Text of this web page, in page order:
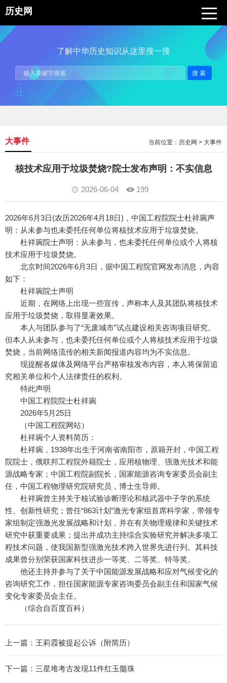
历史网
了解中华历史知识从这里搜一搜
搜索
当前位置： 历史网 > 大事件
大事件
核技术应用于垃圾焚烧?院士发布声明：不实信息
2026-06-04 199
2026年6月3日(农历2026年4月18日)，中国工程院院士杜祥琬声
明：从未参与也未委托任何单位将核技术应用于垃圾焚烧。
杜祥琬院士声明：从未参与，也未委托任何单位或个人将核
技术应用于垃圾焚烧。
北京时间2026年6月3日，据中国工程院官网发布消息，内容
如下：
杜祥琬院士声明
近期，在网络上出现一些宣传，声称本人及其团队将核技术
应用于垃圾焚烧，取得显著效果。
本人与团队参与了“无废城市”试点建设相关咨询项目研究。
但本人从未参与，也未委托任何单位或个人将核技术应用于垃圾
焚烧，当前网络流传的相关新闻报道内容均为不实信息。
现提醒各媒体及网络平台严格审核发布内容，本人将保留追
究相关单位和个人法律责任的权利。
特此声明
中国工程院院士杜祥琬
2026年5月25日
（中国工程院网站）
杜祥琬个人资料简历：
杜祥琬，1938年出生于河南省南阳市，原籍开封，中国工程
院院士，俄联邦工程院外籍院士，应用核物理、强激光技术和能
源战略专家；中国工程院副院长，国家能源咨询专家委员会副主
任，中国工程物理研究院研究员，博士生导师。
杜祥琬曾主持关于核试验诊断理论和核武器中子学的系统
性、创新性研究；曾任“863计划”激光专家组首席科学家，带领专
家组制定强激光发展战略和计划，并在有关物理规律和关键技术
研究中获重要成果；提出并成功主持综合实验研究并解决多项工
程技术问题，使我国新型强激光技术跨入世界先进行列。其科技
成果曾分别荣获国家科技进步一等奖、二等奖、特等奖。
他还主持并参与了关于中国能源发展战略和应对气候变化的
咨询研究工作，担任国家能源专家咨询委员会副主任和国家气候
变化专家委员会主任。
（综合自百度百科）
上一篇： 王莉霞被提起公诉（附简历）
下一篇： 三星堆考古发现11件红玉髓珠